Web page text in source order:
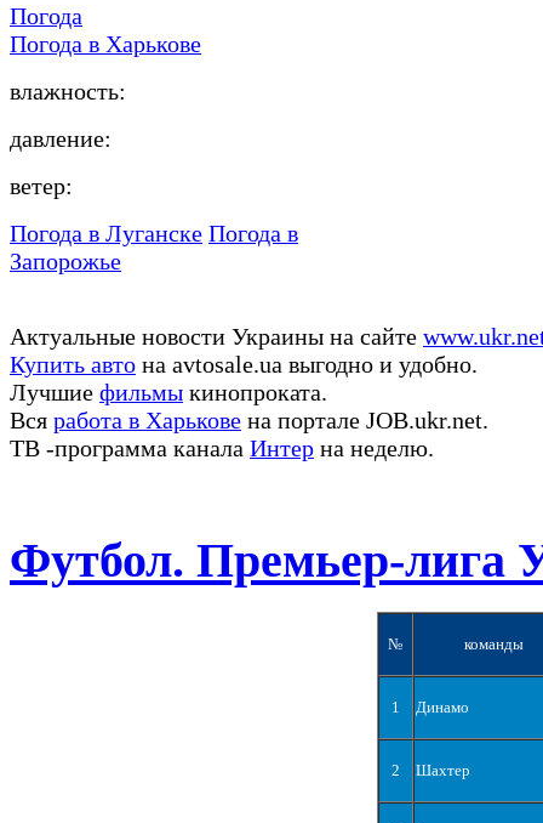
Погода
Погода в Харькове
влажность:
давление:
ветер:
Погода в Луганске Погода в
Запорожье
Актуальные новости Украины на сайте
Купить авто на avtosale.ua выгодно и удобно.
Лучшие фильмы кинопроката.
Вся работа в Харькове на портале JOB.ukr.net.
ТВ -программа канала Интер на неделю.
Футбол. Премьер-лига
№ команды
1 Динамо
2 Шахтер